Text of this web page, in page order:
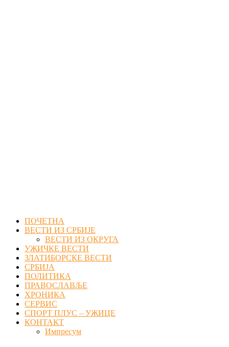
ПОЧЕТНА
ВЕСТИ ИЗ СРБИЈЕ
ВЕСТИ ИЗ ОКРУГА
УЖИЧКЕ ВЕСТИ
ЗЛАТИБОРСКЕ ВЕСТИ
СРБИЈА
ПОЛИТИКА
ПРАВОСЛАВЉЕ
ХРОНИКА
СЕРВИС
СПОРТ ПЛУС – УЖИЦЕ
КОНТАКТ
Импресум